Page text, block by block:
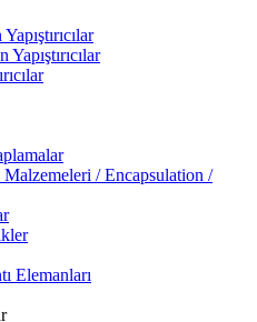
/ Encapsulation /
Elemanları